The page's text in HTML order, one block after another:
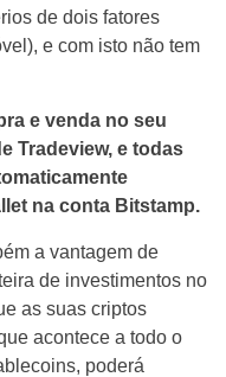
de dois fatores
e com isto não tem
e venda no seu
Tradeview, e todas
na conta Bitstamp.
a vantagem de
de investimentos no
as suas criptos
acontece a todo o
poderá